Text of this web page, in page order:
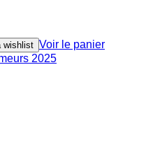
wishlist Voir le panier
2025